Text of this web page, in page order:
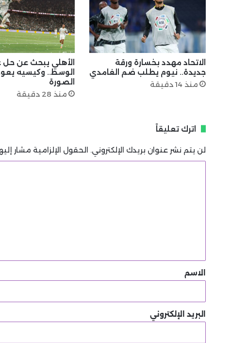
الاتحاد مهدد بخسارة ورقة
جديدة.. نيوم يطلب ضم الغامدي
منذ 14 دقيقة
الأهلي يبحث عن
الوسط.. وكيسيه
الصورة
منذ 28 دقيقة
اترك تعليقاً
لن يتم نشر عنوان بريدك الإلكتروني. الحقول الإلزامية مشار
*الاسم
البريد الإلكتروني